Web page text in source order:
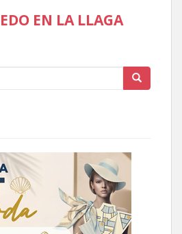
EN LA LLAGA